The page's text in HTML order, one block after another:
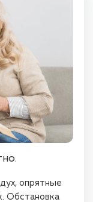
опрятные
Обстановка